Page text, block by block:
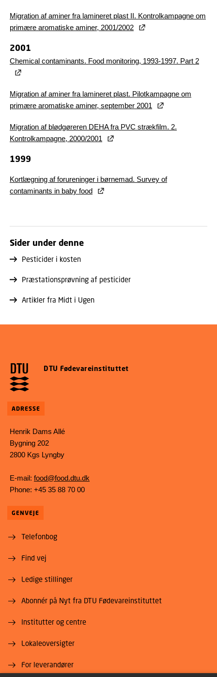
Migration af aminer fra lamineret plast II. Kontrolkampagne om
primære aromatiske aminer, 2001/2002
2001
Chemical contaminants. Food monitoring, 1993-1997. Part 2
Migration af aminer fra lamineret plast. Pilotkampagne om
primære aromatiske aminer, september 2001
Migration af blødgøreren DEHA fra PVC strækfilm. 2.
Kontrolkampagne, 2000/2001
1999
Kortlægning af forureninger i børnemad. Survey of
contaminants in baby food
Sider under denne
Pesticider i kosten
Præstationsprøvning af pesticider
Artikler fra Midt i Ugen
DTU Fødevareinstituttet
ADRESSE
Henrik Dams Allé
Bygning 202
2800 Kgs Lyngby
E-mail: food@food.dtu.dk
Phone: +45 35 88 70 00
GENVEJE
Telefonbog
Find vej
Ledige stillinger
Abonnér på Nyt fra DTU Fødevareinstituttet
Institutter og centre
Lokaleoversigter
For leverandører